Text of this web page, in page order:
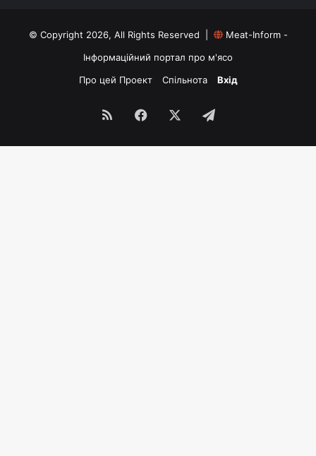
© Copyright 2026, All Rights Reserved |
Meat-Inform -
Інформаційний портал про м'ясо
Про цей Проект
Спільнота Вхід
RSS Facebook